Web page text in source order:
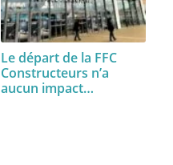
Le départ de la FFC
Constructeurs n’a
aucun impact…